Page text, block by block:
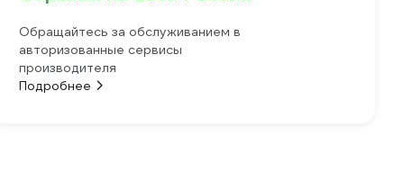
Обращайтесь за обслуживанием в
авторизованные сервисы
производителя
Подробнее